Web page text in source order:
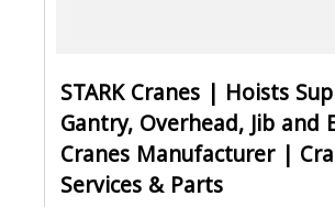
STARK Cranes | Hoists
Gantry, Overhead, Jib and
Cranes Manufacturer |
Services & Parts